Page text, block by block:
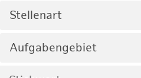
Stellenart
Aufgabengebiet